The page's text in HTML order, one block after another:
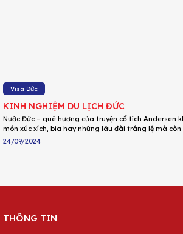
Visa Đức
KINH NGHIỆM DU LỊCH ĐỨC
Nước Đức – quê hương của truyện cổ tích Andersen
món xúc xích, bia hay những lâu đài tráng lệ mà
nhân chứng lịch sử thế giới, di sản văn hóa tiêu biểu
24/09/2024
THÔNG TIN